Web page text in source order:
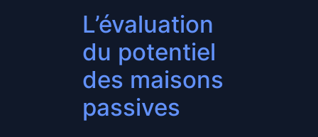
L’évaluation
du potentiel
des maisons
passives